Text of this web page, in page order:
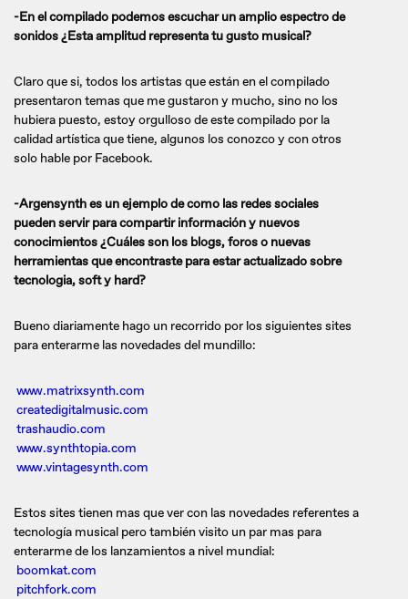
-En el compilado podemos escuchar un amplio espectro de
sonidos ¿Esta amplitud representa tu gusto musical?
Claro que si, todos los artistas que están en el compilado
presentaron temas que me gustaron y mucho, sino no los
hubiera puesto, estoy orgulloso de este compilado por la
calidad artística que tiene, algunos los conozco y con otros
solo hable por Facebook.
-Argensynth es un ejemplo de como las redes sociales
pueden servir para compartir información y nuevos
conocimientos ¿Cuáles son los blogs, foros o nuevas
herramientas que encontraste para estar actualizado sobre
tecnologia, soft y hard?
Bueno diariamente hago un recorrido por los siguientes sites
para enterarme las novedades del mundillo:
www.matrixsynth.com
createdigitalmusic.com
trashaudio.com
www.synthtopia.com
www.vintagesynth.com
Estos sites tienen mas que ver con las novedades referentes a
tecnología musical pero también visito un par mas para
enterarme de los lanzamientos a nivel mundial:
boomkat.com
pitchfork.com